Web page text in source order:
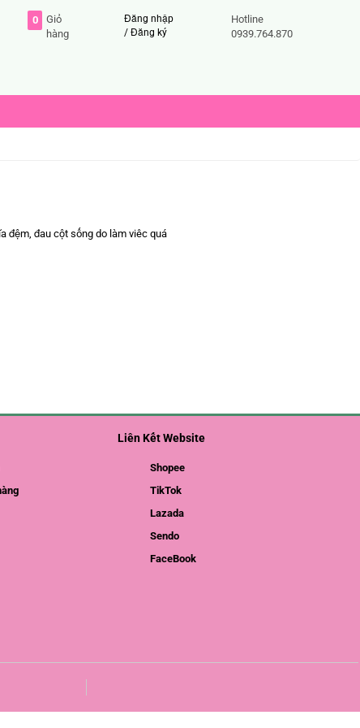
0
Giỏ
hàng
Đăng nhập
/Đăng ký
Hotline
0939.764.870
đệm, đau cột sống do làm viêc quá
Liên Kết Website
Shopee
TikTok
Lazada
Sendo
FaceBook